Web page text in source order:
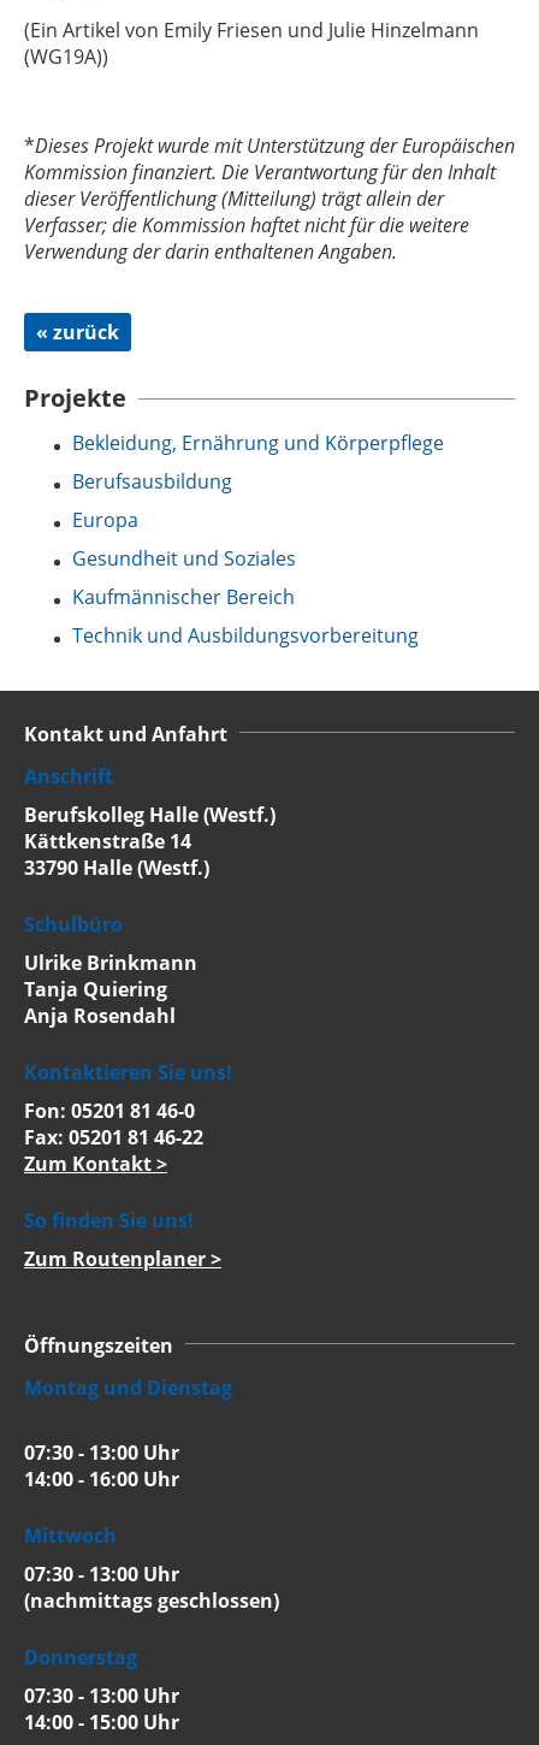
(Ein Artikel von Emily Friesen und Julie Hinzelmann
(WG19A))
*Dieses Projekt wurde mit Unterstützung der Europäischen
Kommission finanziert. Die Verantwortung für den Inhalt
dieser Veröffentlichung (Mitteilung) trägt allein der
Verfasser; die Kommission haftet nicht für die weitere
Verwendung der darin enthaltenen Angaben.
« zurück
Projekte
Bekleidung, Ernährung und Körperpflege
Berufsausbildung
Europa
Gesundheit und Soziales
Kaufmännischer Bereich
Technik und Ausbildungsvorbereitung
Kontakt und Anfahrt
Anschrift
Berufskolleg Halle (Westf.)
Kättkenstraße 14
33790 Halle (Westf.)
Schulbüro
Ulrike Brinkmann
Tanja Quiering
Anja Rosendahl
Kontaktieren Sie uns!
Fon: 05201 81 46-0
Fax: 05201 81 46-22
Zum Kontakt >
So finden Sie uns!
Zum Routenplaner >
Öffnungszeiten
Montag und Dienstag
07:30 - 13:00 Uhr
14:00 - 16:00 Uhr
Mittwoch
07:30 - 13:00 Uhr
(nachmittags geschlossen)
Donnerstag
07:30 - 13:00 Uhr
14:00 - 15:00 Uhr